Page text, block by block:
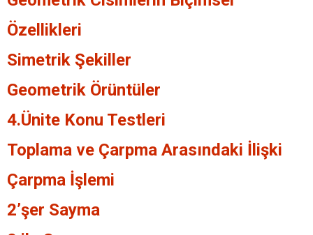
Özellikleri
Simetrik Şekiller
Geometrik Örüntüler
4.Ünite Konu Testleri
Toplama ve Çarpma Arasındaki İlişki
Çarpma İşlemi
2’şer Sayma